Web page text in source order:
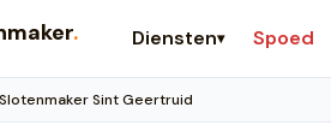
. Diensten▾ Spoed
Slotenmaker Sint Geertruid